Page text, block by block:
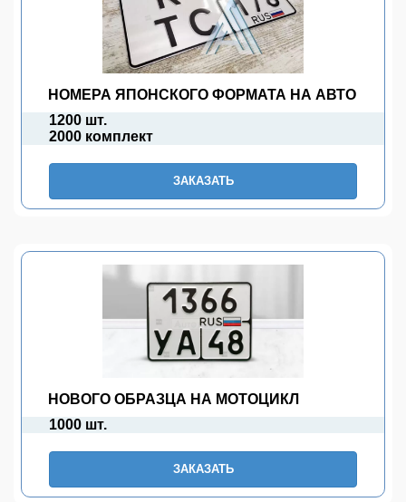
НОМЕРА ЯПОНСКОГО ФОРМАТА НА АВТО
1200 шт.
2000 комплект
ЗАКАЗАТЬ
НОВОГО ОБРАЗЦА НА МОТОЦИКЛ
1000 шт.
ЗАКАЗАТЬ